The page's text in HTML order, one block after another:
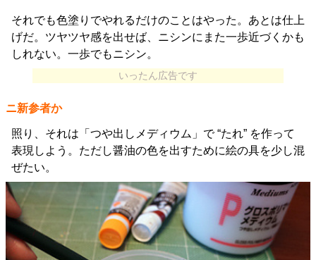
それでも色塗りでやれるだけのことはやった。あとは仕上
げだ。ツヤツヤ感を出せば、ニシンにまた一歩近づくかも
しれない。一歩でもニシン。
いったん広告です
ニ新参者か
照り、それは「つや出しメディウム」で “たれ” を作って
表現しよう。ただし醤油の色を出すために絵の具を少し混
ぜたい。